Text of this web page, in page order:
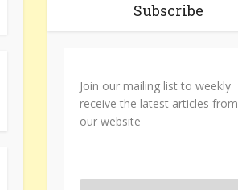
Subscribe
Join our mailing list to weekly
receive the latest articles from
our website